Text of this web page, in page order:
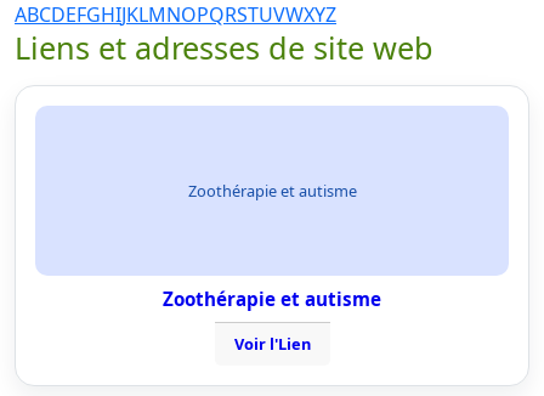
ABCDEFGHIJKLMNOPQRSTUVWXYZ
Liens et adresses de site web
Zoothérapie et autisme
Zoothérapie et autisme
Voir l'Lien